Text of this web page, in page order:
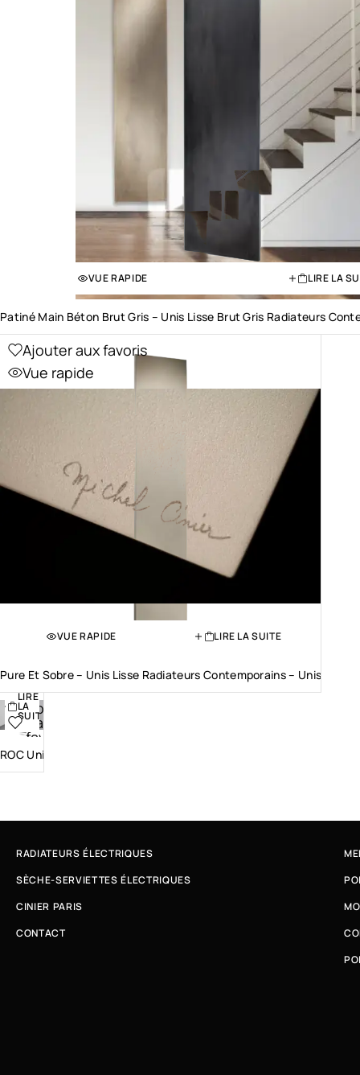
VUE RAPIDE LIRE LA
Patiné Main Béton Brut Gris – Unis Lisse Brut Gris Radiateurs
Ajouter aux favoris
Vue rapide
VUE RAPIDE LIRE LA SUITE
Pure Et Sobre – Unis Lisse Radiateurs Contemporains – Unis
Ajouter
aux
favoris
Vue
rapide
LIRE
LA
SUITE
ROC Uni
RADIATEURS ÉLECTRIQUES
SÈCHE-SERVIETTES ÉLECTRIQUES
CINIER PARIS
CONTACT